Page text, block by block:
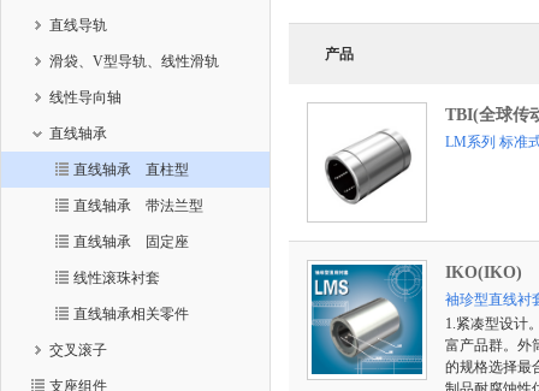
直线导轨
滑袋、V型导轨、线性滑轨
线性导向轴
直线轴承
直线轴承 直柱型
直线轴承 带法兰型
直线轴承 固定座
线性滚珠衬套
直线轴承相关零件
交叉滚子
支座组件
产品
TBI(全球传
LM系列 标准
IKO(IKO)
袖珍型直线衬
1.紧凑型设计
富产品群。外
的规格选择最